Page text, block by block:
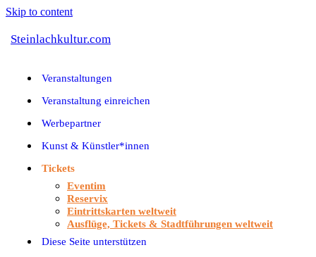
Skip to content
Steinlachkultur.com
Veranstaltungen
Veranstaltung einreichen
Werbepartner
Kunst & Künstler*innen
Tickets
Eventim
Reservix
Eintrittskarten weltweit
Ausflüge, Tickets & Stadtführungen weltweit
Diese Seite unterstützen